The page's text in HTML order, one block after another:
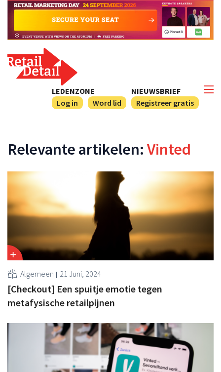
NIEUWSBRIEF
Registreer gratis
LEDENZONE
Log in
Word lid
Relevante artikelen: Vinted
Algemeen 21 Juni, 2024
[Checkout] Een spuitje emotie tegen
metafysische retailpijnen